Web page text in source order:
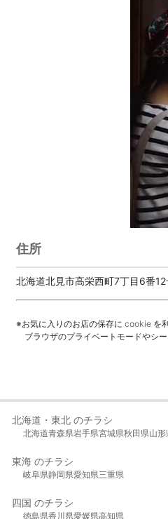
住所
北海道北見市高栄西町7丁目6番12
※お気に入りのお店の保存に cookie を
ブラウザのプライベートモードやシ
北海道・東北 のチラシ
北海道青森県岩手県宮城県秋田県山形
東海 のチラシ
岐阜県静岡県愛知県三重県
四国 のチラシ
徳島県香川県愛媛県高知県